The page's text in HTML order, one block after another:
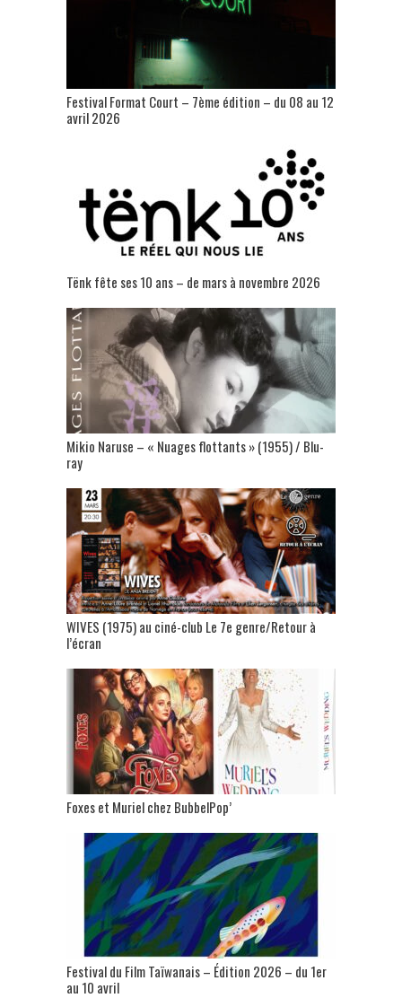
Festival Format Court – 7ème édition – du 08 au 12
avril 2026
Tënk fête ses 10 ans – de mars à novembre 2026
Mikio Naruse – « Nuages flottants » (1955) / Blu-
ray
WIVES (1975) au ciné-club Le 7e genre/Retour à
l’écran
Foxes et Muriel chez BubbelPop’
Festival du Film Taïwanais – Édition 2026 – du 1er
au 10 avril